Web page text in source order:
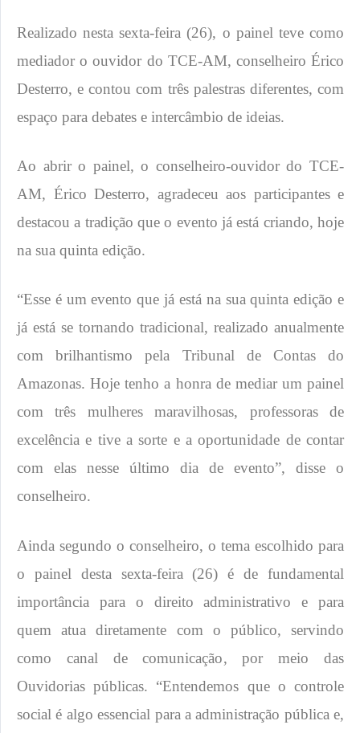
Realizado nesta sexta-feira (26), o painel teve como
mediador o ouvidor do TCE-AM, conselheiro Érico
Desterro, e contou com três palestras diferentes, com
espaço para debates e intercâmbio de ideias.
Ao abrir o painel, o conselheiro-ouvidor do TCE-
AM, Érico Desterro, agradeceu aos participantes e
destacou a tradição que o evento já está criando, hoje
na sua quinta edição.
“Esse é um evento que já está na sua quinta edição e
já está se tornando tradicional, realizado anualmente
com brilhantismo pela Tribunal de Contas do
Amazonas. Hoje tenho a honra de mediar um painel
com três mulheres maravilhosas, professoras de
excelência e tive a sorte e a oportunidade de contar
com elas nesse último dia de evento”, disse o
conselheiro.
Ainda segundo o conselheiro, o tema escolhido para
o painel desta sexta-feira (26) é de fundamental
importância para o direito administrativo e para
quem atua diretamente com o público, servindo
como canal de comunicação, por meio das
Ouvidorias públicas. “Entendemos que o controle
social é algo essencial para a administração pública e,